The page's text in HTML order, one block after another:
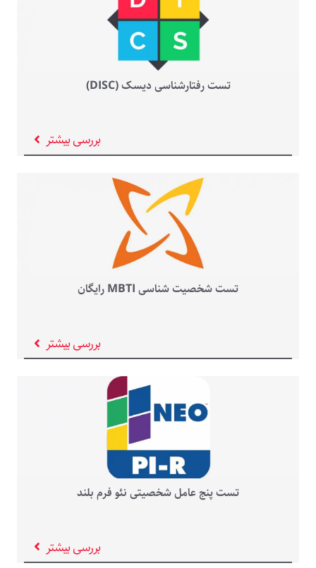
تست رفتارشناسی دیسک (DISC)
بررسی بیشتر
تست شخصیت شناسی MBTI رایگان
بررسی بیشتر
تست پنج عامل شخصیتی نئو فرم بلند
بررسی بیشتر